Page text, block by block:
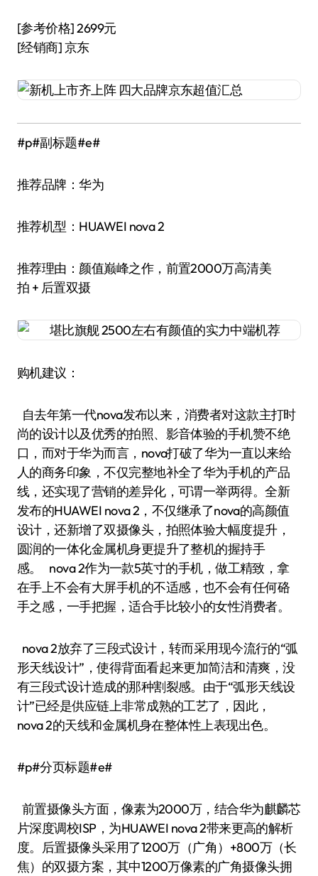
[参考价格] 2699元
[经销商] 京东
#p#副标题#e#
推荐品牌：华为
推荐机型：HUAWEI nova 2
推荐理由：颜值巅峰之作，前置2000万高清美
拍 + 后置双摄
购机建议：
自去年第一代nova发布以来，消费者对这款主打时
尚的设计以及优秀的拍照、影音体验的手机赞不绝
口，而对于华为而言，nova打破了华为一直以来给
人的商务印象，不仅完整地补全了华为手机的产品
线，还实现了营销的差异化，可谓一举两得。全新
发布的HUAWEI nova 2，不仅继承了nova的高颜值
设计，还新增了双摄像头，拍照体验大幅度提升，
圆润的一体化金属机身更提升了整机的握持手
感。 nova 2作为一款5英寸的手机，做工精致，拿
在手上不会有大屏手机的不适感，也不会有任何硌
手之感，一手把握，适合手比较小的女性消费者。
nova 2放弃了三段式设计，转而采用现今流行的“弧
形天线设计”，使得背面看起来更加简洁和清爽，没
有三段式设计造成的那种割裂感。由于“弧形天线设
计”已经是供应链上非常成熟的工艺了，因此，
nova 2的天线和金属机身在整体性上表现出色。
#p#分页标题#e#
前置摄像头方面，像素为2000万，结合华为麒麟芯
片深度调校ISP，为HUAWEI nova 2带来更高的解析
度。后置摄像头采用了1200万（广角）+800万（长
焦）的双摄方案，其中1200万像素的广角摄像头拥